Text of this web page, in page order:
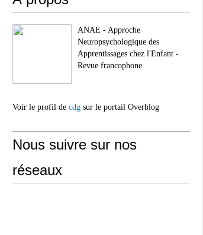
ANAE - Approche
Neuropsychologique des
Apprentissages chez l'Enfant -
Revue francophone
Voir le profil de cdg sur le portail Overblog
Nous suivre sur nos
réseaux